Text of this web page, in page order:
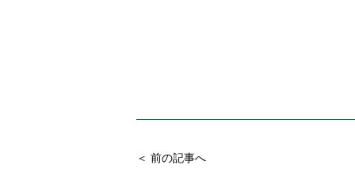
＜ 前の記事へ